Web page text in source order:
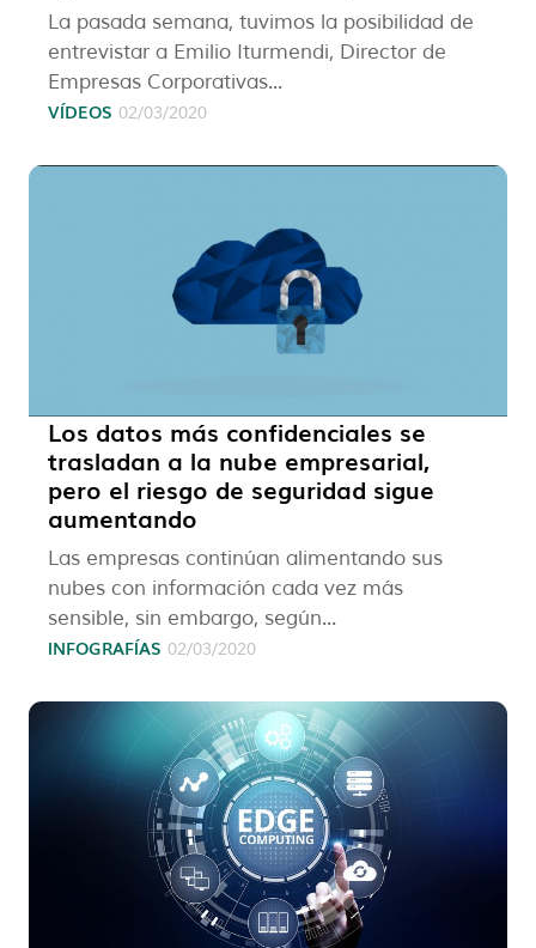
La pasada semana, tuvimos la posibilidad de
entrevistar a Emilio Iturmendi, Director de
Empresas Corporativas...
VÍDEOS 02/03/2020
Los datos más confidenciales se
trasladan a la nube empresarial,
pero el riesgo de seguridad sigue
aumentando
Las empresas continúan alimentando sus
nubes con información cada vez más
sensible, sin embargo, según...
INFOGRAFÍAS 02/03/2020